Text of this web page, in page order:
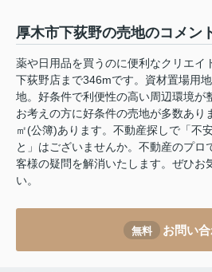
厚木市下荻野の売地のコメン
薬や日用品を買うのに便利なクリエイ
下荻野店まで346mです。資材置場用
地。好条件で利便性の高い周辺環境が
お考えの方に好条件の売地が多数あり
㎡(公簿)あります。不動産探しで「不
と」はございませんか。不動産のプロ
客様の疑問を解消いたします。ぜひお
い。
無料 お問い